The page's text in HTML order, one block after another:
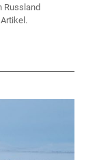
Russland